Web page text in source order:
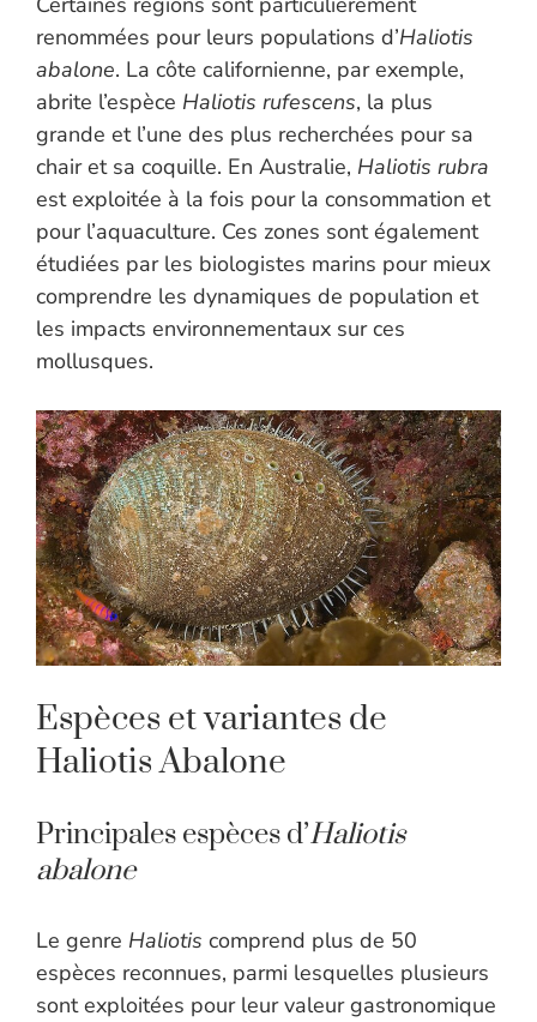
renommées pour leurs populations d’Haliotis
abalone. La côte californienne, par exemple,
abrite l’espèce Haliotis rufescens, la plus
grande et l’une des plus recherchées pour sa
chair et sa coquille. En Australie, Haliotis rubra
est exploitée à la fois pour la consommation et
pour l’aquaculture. Ces zones sont également
étudiées par les biologistes marins pour mieux
comprendre les dynamiques de population et
les impacts environnementaux sur ces
mollusques.
Espèces et variantes de
Haliotis Abalone
Principales espèces d’Haliotis
abalone
Le genre Haliotis comprend plus de 50
espèces reconnues, parmi lesquelles plusieurs
sont exploitées pour leur valeur gastronomique